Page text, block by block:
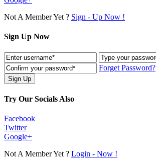
Not A Member Yet ? Sign - Up Now !
Sign Up Now
Forget Password?
Try Our Socials Also
Facebook
Twitter
Google+
Not A Member Yet ? Login - Now !